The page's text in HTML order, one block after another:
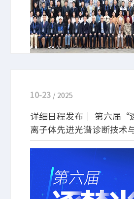
注。
10-23 / 2025
详细日程发布｜ 第六届“
离子体先进光谱诊断技术
研讨会
此次卓立汉光特色学术活动“逐
技术学会等离子体及应用专业委
同举办，主题为“等离子体先进光
研究”。